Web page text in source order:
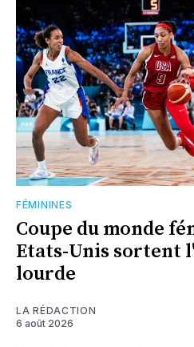
FÉMININES
Coupe du monde
Etats-Unis sortent
lourde
LA RÉDACTION
6 août 2026